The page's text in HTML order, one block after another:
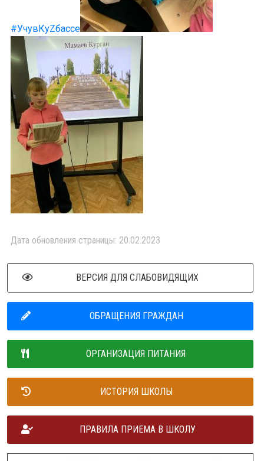
#УчувКуZбассе
Дата обновления страницы: 20.02.2023
ВЕРСИЯ ДЛЯ СЛАБОВИДЯЩИХ
ОБРАЩЕНИЯ ГРАЖДАН
ОРГАНИЗАЦИЯ ПИТАНИЯ
ИСТОРИЯ ШКОЛЫ
ПРАВИЛА ПРИЕМА В ШКОЛУ